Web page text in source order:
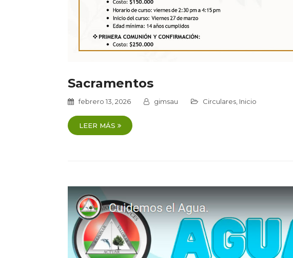
Sacramentos
febrero 13, 2026 gimsau Circulares Inicio
LEER MÁS